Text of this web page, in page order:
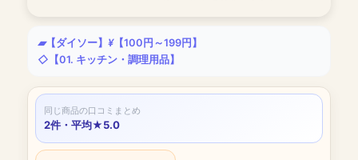
【ダイソー】
【100円～199円】
【01. キッチン・調理用品】
同じ商品の口コミまとめ
2件・平均★5.0